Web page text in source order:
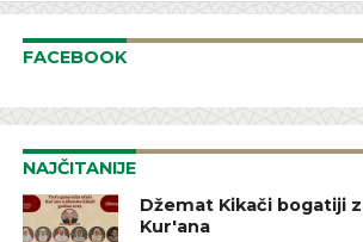
FACEBOOK
NAJČITANIJE
Džemat Kikači bogatiji
Kur'ana